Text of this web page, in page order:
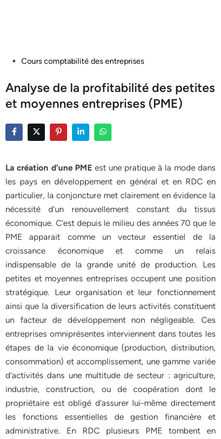
PostedCours comptabilité des entreprises
Analyse de la profitabilité des petites
et moyennes entreprises (PME)
La création d’une PME est une pratique à la mode dans
les pays en développement en général et en RDC en
particulier, la conjoncture met clairement en évidence la
nécessité d’un renouvellement constant du tissus
économique. C’est depuis le milieu des années 70 que le
PME apparait comme un vecteur essentiel de la
croissance économique et comme un relais
indispensable de la grande unité de production. Les
petites et moyennes entreprises occupent une position
stratégique. Leur organisation et leur fonctionnement
ainsi que la diversification de leurs activités constituent
un facteur de développement non négligeable. Ces
entreprises omniprésentes interviennent dans toutes les
étapes de la vie économique (production, distribution,
consommation) et accomplissement, une gamme variée
d’activités dans une multitude de secteur : agriculture,
industrie, construction, ou de coopération dont le
propriétaire est obligé d’assurer lui-même directement
les fonctions essentielles de gestion financière et
administrative. En RDC plusieurs PME tombent en